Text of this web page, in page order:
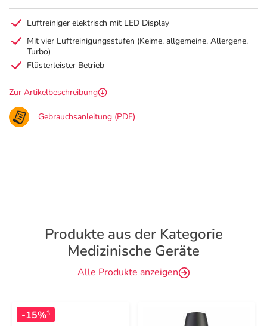
Luftreiniger elektrisch mit LED Display
Mit vier Luftreinigungsstufen (Keime, allgemeine, Allergene,
Turbo)
Flüsterleister Betrieb
Zur Artikelbeschreibung
Gebrauchsanleitung (PDF)
Produkte aus der Kategorie
Medizinische Geräte
Alle Produkte anzeigen
-15%3